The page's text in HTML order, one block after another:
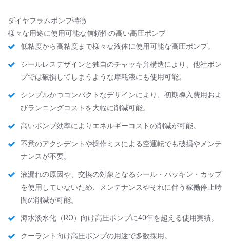
ダイヤフラムポンプ特徴
様々な用途に使用可能な信頼性の高い高圧ポンプ
低粘度から高粘度まで様々な液体に使用可能な高圧ポンプ。
シールレスデザインと独自のチャッキ弁構造により、他社ポン
プでは破損してしまうような摩耗液にも使用可能。
シンプルかつコンパクトなデザインにより、初期導入費用およ
びランニングコストを大幅に削減可能。
高いポンプ効率によりエネルギーコストの削減が可能。
不意のアクシデントや操作ミスによる空運転でも破損やメンテ
ナンスが不要。
液漏れの原因や、交換の対象となるシール・パッキン・カップ
を使用していないため、メンテナンスやそれに伴う稼働停止時
間の削減が可能。
海水淡水化（RO）向け高圧ポンプに40年を超える使用実績。
クーラント向け高圧ポンプの用途で多数採用。